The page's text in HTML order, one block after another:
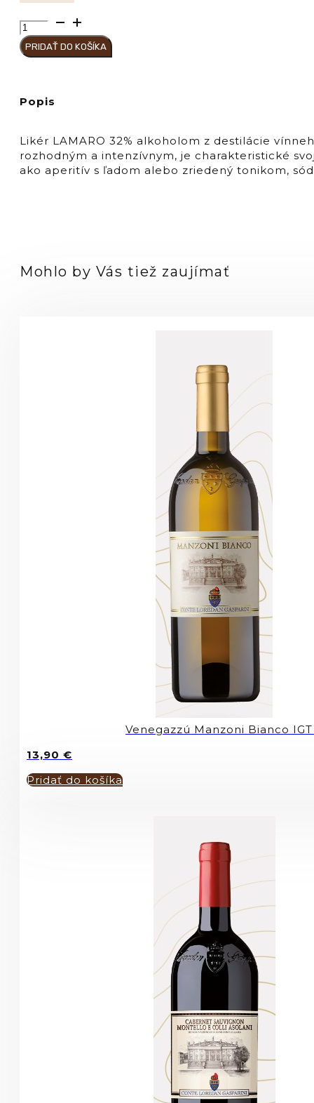
množstvo
LIMONIO
Liquore
PRIDAŤ DO KOŠÍKA
Popis
Likér LAMARO 32% alkoholom z destilácie
rozhodným a intenzívnym, je charakteristické
ako aperitív s ľadom alebo zriedený tonikom,
Mohlo by Vás tiež zaujímať
Venegazzú Manzoni Bianco
13,90 €
Pridať do košíka